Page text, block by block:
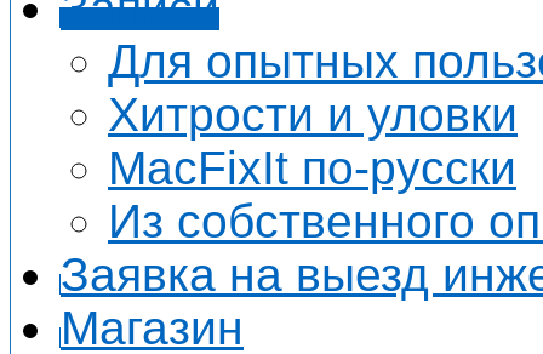
Для опытных
Хитрости и уловки
MacFixIt по-русски
Из собственного
Заявка на выезд
Магазин